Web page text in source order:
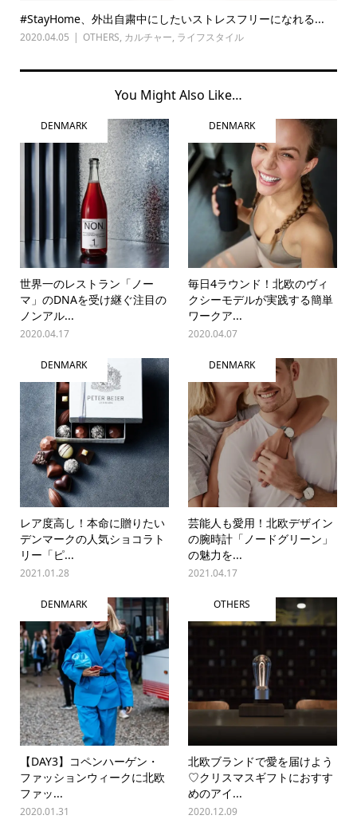
#StayHome、外出自粛中にしたいストレスフリーになれる...
2020.04.05 OTHERS, カルチャー, ライフスタイル
You Might Also Like…
DENMARK
世界一のレストラン「ノー
マ」のDNAを受け継ぐ注目の
ノンアル...
2020.04.17
DENMARK
毎日4ラウンド！北欧のヴィ
クシーモデルが実践する簡単
ワークア...
2020.04.07
DENMARK
レア度高し！本命に贈りたい
デンマークの人気ショコラト
リー「ピ...
2021.01.28
DENMARK
芸能人も愛用！北欧デザイン
の腕時計「ノードグリーン」
の魅力を...
2021.04.17
DENMARK
【DAY3】コペンハーゲン・
ファッションウィークに北欧
ファッ...
2020.01.31
OTHERS
北欧ブランドで愛を届けよう
♡クリスマスギフトにおすす
めのアイ...
2020.12.09